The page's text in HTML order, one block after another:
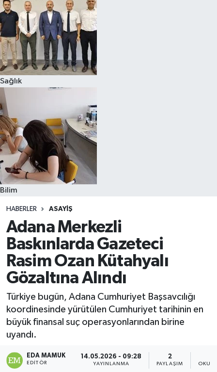
Sağlık
Bilim
HABERLER ASAYIŞ
Adana Merkezli
Baskınlarda Gazeteci
Rasim Ozan Kütahyalı
Gözaltına Alındı
Türkiye bugün, Adana Cumhuriyet Başsavcılığı
koordinesinde yürütülen Cumhuriyet tarihinin en
büyük finansal suç operasyonlarından birine
uyandı.
EDA MAMUK
EDITÖR
14.05.2026 - 09:28
YAYINLANMA
2
PAYLAŞIM